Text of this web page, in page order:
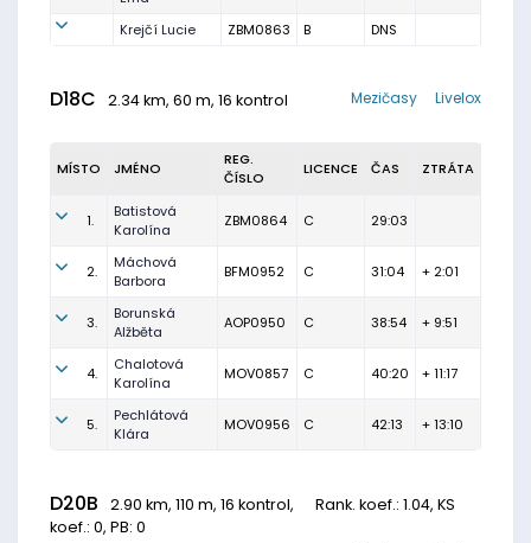
Krejčí Lucie
ZBM0863 B DNS
D18C 2.34 km, 60 m, 16 kontrol Livelox
Mezičasy
MÍSTO JMÉNO
REG.
ČÍSLO
LICENCE ČAS ZTRÁTA
1.
Batistová
Karolína
ZBM0864 C 29:03
2.
Máchová
Barbora
BFM0952 C 31:04 + 2:01
3.
Borunská
Alžběta
AOP0950 C 38:54 + 9:51
4.
Chalotová
Karolína
MOV0857 C 40:20 + 11:17
5.
Pechlátová
Klára
MOV0956 C 42:13 + 13:10
D20B 2.90 km, 110 m, 16 kontrol, Rank. koef.: 1.04, KS
koef.: 0, PB: 0